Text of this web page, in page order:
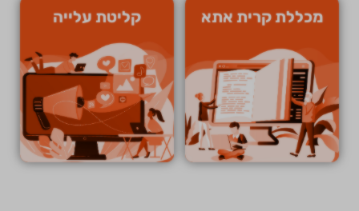
מכללת קרית אתא קליטת עלייה